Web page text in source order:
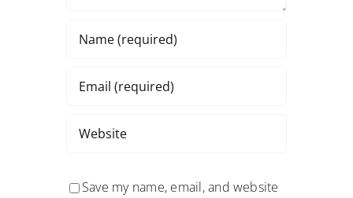
Save my name, email, and website